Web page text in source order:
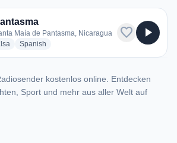
Maía de Pantasma
Maía de Pantasma, Nicaragua
stationsradio stations
Spanish
favorite play_arrow
kostenlos online. Entdecken
Sport und mehr aus aller Welt auf